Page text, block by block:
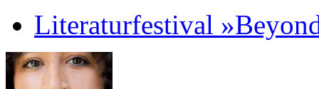
Literaturfestival